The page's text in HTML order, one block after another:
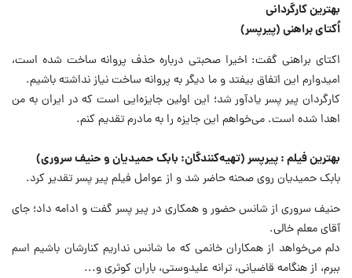
بهترین کارگردانی
اُکتای براهنی (پیرپسر)
اکتای براهنی گفت: اخیرا صحبتی درباره حذف پروانه ساخت شده است،
امیدوارم این اتفاق بیفتد و ما دیگر به پروانه ساخت نیاز نداشته باشیم.
کارگردان پیر پسر یادآور شد؛ این اولین جایزه‌ایی است که در ایران به من
اهدا شده است. می‌خواهم این جایزه را به مادرم تقدیم کنم.
بهترین فیلم : پیرپسر (تهیه‌کنندگان: بابک حمیدیان و حنیف سروری)
بابک حمیدیان روی صحنه حاضر شد و از عوامل فیلم پیر پسر تقدیر کرد.
حنیف سروری از شانس حضور و همکاری در پیر پسر گفت و ادامه داد؛ جای
آقای معلم خالی.
دلم می‌خواهد از همکاران خانمی که ما شانس نداریم کنارشان باشیم اسم
ببرم، از هنگامه قاضیانی، ترانه علیدوستی، باران کوثری و...